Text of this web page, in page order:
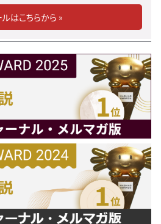
ルはこちらから »